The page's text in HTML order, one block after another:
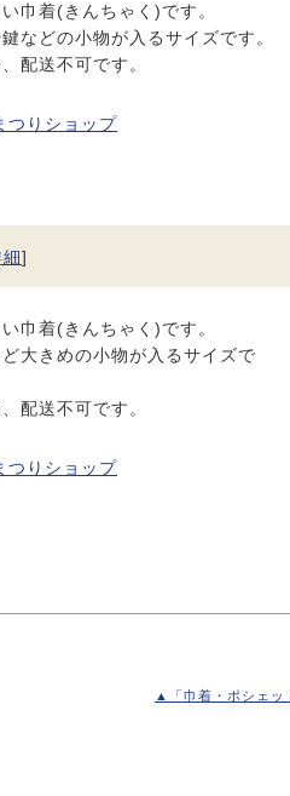
巾着(きんちゃく)です。
などの小物が入るサイズです。
配送不可です。
つりショップ
]
巾着(きんちゃく)です。
大きめの小物が入るサイズで
配送不可です。
つりショップ
▲「巾着・ポシェッ